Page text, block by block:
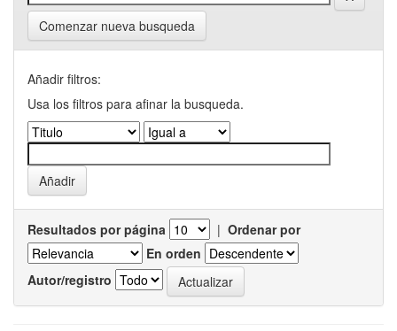
Comenzar nueva busqueda
Añadir filtros:
Usa los filtros para afinar la busqueda.
Resultados por página | Ordenar por
En orden
Autor/registro